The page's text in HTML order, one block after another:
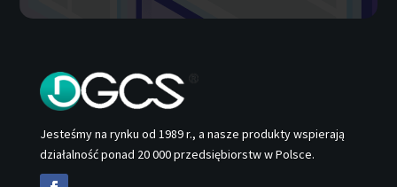
Jesteśmy na rynku od 1989 r., a nasze produkty wspierają
działalność ponad 20 000 przedsiębiorstw w Polsce.